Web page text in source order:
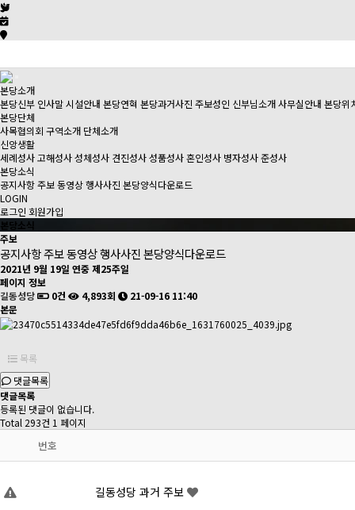
본당소개
본당신부 인사말시설안내 본당연혁 본당과거사진 주보성인 신부님소개사무실안내 본당위
본당단체
사목협의회 구역소개 단체소개
신앙생활
세례성사고해성사성체성사 견진성사성품성사혼인성사 병자성사준성사
본당소식
공지사항주보동영상행사사진 본당양식다운로드
LOGIN
로그인 회원가입
본당소식
주보
공지사항주보동영상행사사진본당양식다운로드
2021년 9월 19일 연중 제25주일
페이지 정보
길동성당
0건 4,893회
21-09-16 11:40
본문
목록
댓글목록
댓글목록
등록된 댓글이 없습니다.
Total 293건 1 페이지
번호
길동성당 과거 주보